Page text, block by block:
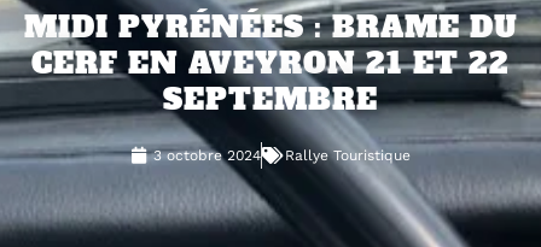
MIDI PYRÉNÉES : BRAME DU
CERF EN AVEYRON 21 ET 22
SEPTEMBRE
3 octobre 2024 Rallye Touristique